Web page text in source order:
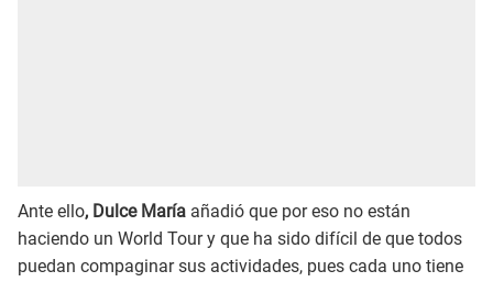
Ante ello, Dulce María añadió que por eso no están
haciendo un World Tour y que ha sido difícil de que todos
puedan compaginar sus actividades, pues cada uno tiene